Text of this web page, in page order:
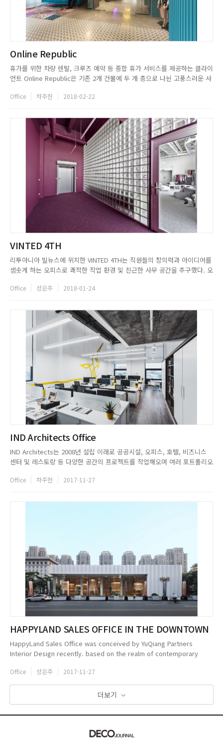
Online Republic
휴가를 위한 차량 렌탈, 크루즈 예약 등 종합 휴가 서비스를 제공하는 클라이
언트 Online Republic은 기존 2개 건물에 두 개 층으로 나뉜 고풍스러운 사
무실도 1920년대식 복고풍의 마호가니와 유리 샹들리에로 마감을 해 아름다
Office 차주헌 2018-02-22
VINTED 4TH
리투아니아 빌뉴스에 위치한 VINTED 4TH는 직원들의 창의력과 아이디어를
샘솟게 하는 오피스로 쾌적한 작업 환경 및 친근한 사무 공간을 추구했다. 오
되는데, 약 180평의 규모로 사무공간, 회의실, 휴게실 등 원활한 업무를 위
Office 성은주 2018-01-24
IND Architects Office
IND Architects는 2008년 설립 이래로 공공시설, 오피스, 호텔, 비즈니스
센터 및 레스토랑 등 다양한 공간의 프로젝트를 작업해오며 여러 포트폴리오
성해내는 이들이 어떤 환경에서 근무하며 참신한 아이디어를 떠올리는지 알
Office 차주헌 2017-11-27
HAPPYLAND SALES OFFICE IN THE DOWNTOWN
HappyLand Sales Office was conceived by YuQiang Partners
Interior Design recently. based on the realm of contemporary
integrating the insid...
Office 성은주 2017-11-27
더보기